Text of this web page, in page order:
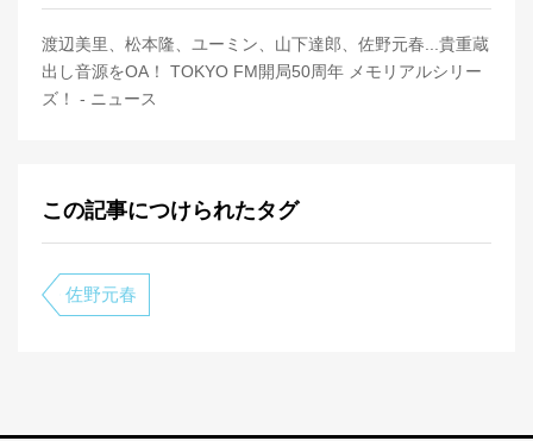
渡辺美里、松本隆、ユーミン、山下達郎、佐野元春...貴重蔵
出し音源をOA！ TOKYO FM開局50周年 メモリアルシリー
ズ！ - ニュース
この記事につけられたタグ
佐野元春